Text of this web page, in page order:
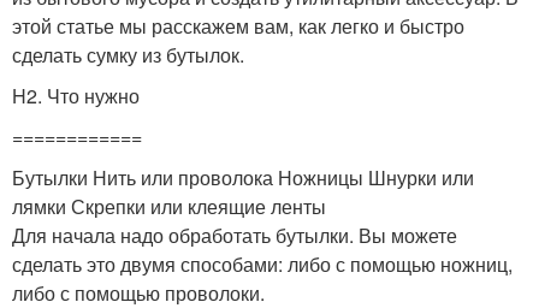
этой статье мы расскажем вам, как легко и быстро
сделать сумку из бутылок.
H2. Что нужно
============
Бутылки Нить или проволока Ножницы Шнурки или
лямки Скрепки или клеящие ленты
Для начала надо обработать бутылки. Вы можете
сделать это двумя способами: либо с помощью ножниц,
либо с помощью проволоки.